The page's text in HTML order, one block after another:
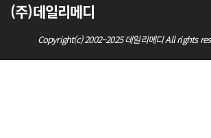
(주)데일리메디
Copyright(c) 2002~2025 데일리메디 All rights